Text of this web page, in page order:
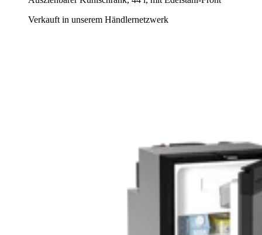
Verkauft in unserem Händlernetzwerk